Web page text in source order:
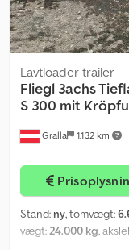
Gralla 1.132 km
Lavtloader trailer
Fliegl 3achs
S 300 mit
Stand: ny, tomvægt:
vægt:24.000 kg,